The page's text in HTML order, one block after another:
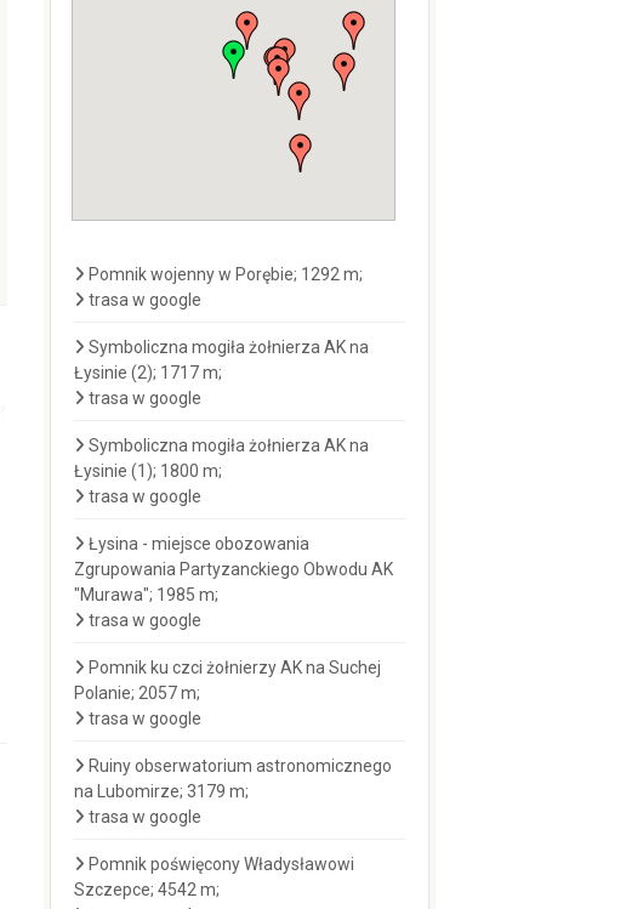
Pomnik wojenny w Porębie; 1292 m;
trasa w google
Symboliczna mogiła żołnierza AK na
Łysinie (2); 1717 m;
trasa w google
Symboliczna mogiła żołnierza AK na
Łysinie (1); 1800 m;
trasa w google
Łysina - miejsce obozowania
Zgrupowania Partyzanckiego Obwodu AK
"Murawa"; 1985 m;
trasa w google
Pomnik ku czci żołnierzy AK na Suchej
Polanie; 2057 m;
trasa w google
Ruiny obserwatorium astronomicznego
na Lubomirze; 3179 m;
trasa w google
Pomnik poświęcony Władysławowi
Szczepce; 4542 m;